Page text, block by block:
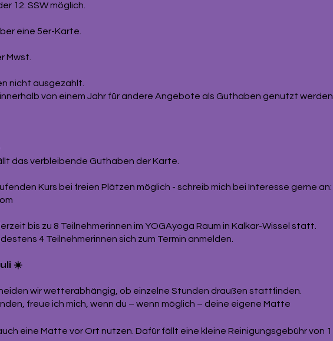
12. SSW möglich.
eine 5er-Karte.
Mwst.
nicht ausgezahlt.
von einem Jahr für andere Angebote als Guthaben genutzt werden,
das verbleibende Guthaben der Karte.
Kurs bei freien Plätzen möglich - schreib mich bei Interesse gerne an:
bis zu 8 Teilnehmerinnen im YOGAyoga Raum in Kalkar-Wissel statt.
4 Teilnehmerinnen sich zum Termin anmelden.
☀️
wir wetterabhängig, ob einzelne Stunden draußen stattfinden.
freue ich mich, wenn du – wenn möglich – deine eigene Matte
eine Matte vor Ort nutzen. Dafür fällt eine kleine Reinigungsgebühr von 1